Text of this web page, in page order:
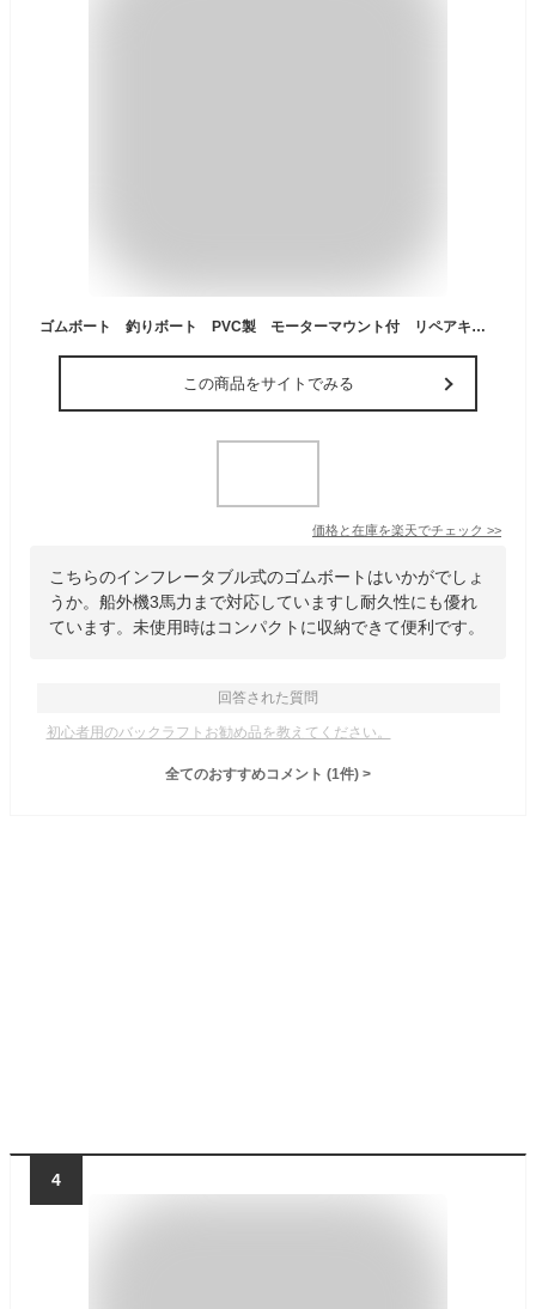
ゴムボート 釣りボート PVC製 モーターマウント付 リペアキット 収納袋付 2人乗り インフレータブル 船外機3馬力まで対応 新品
この商品をサイトでみる
価格と在庫を楽天でチェック >>
こちらのインフレータブル式のゴムボートはいかがでしょ
うか。船外機3馬力まで対応していますし耐久性にも優れ
ています。未使用時はコンパクトに収納できて便利です。
回答された質問
初心者用のバックラフトお勧め品を教えてください。
全てのおすすめコメント (1件) >
4